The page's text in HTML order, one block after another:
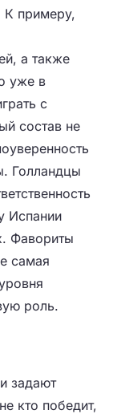
К примеру,
а также
уже в
с
состав не
Голландцы
Испании
Фавориты
самая
роль.
задают
кто победит,